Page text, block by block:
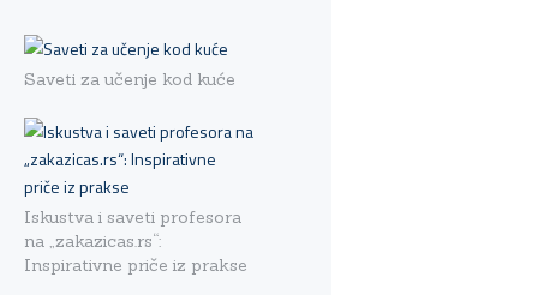
Saveti za učenje kod kuće
Iskustva i saveti profesora
na „zakazicas.rs“:
Inspirativne priče iz prakse